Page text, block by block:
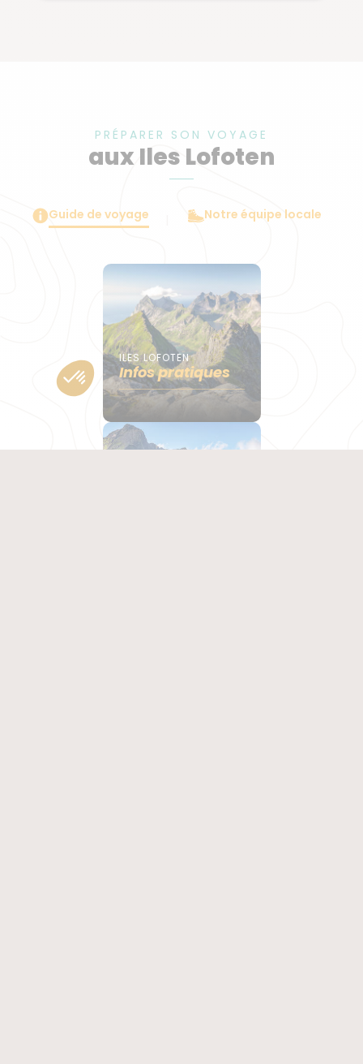
PRÉPARER SON VOYAGE
aux Iles Lofoten
Guide de voyage Notre équipe locale
ILES LOFOTEN
Infos pratiques